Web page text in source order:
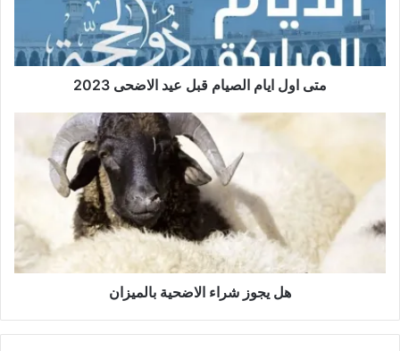
متى اول ايام الصيام قبل عيد الاضحى 2023
هل يجوز شراء الاضحية بالميزان